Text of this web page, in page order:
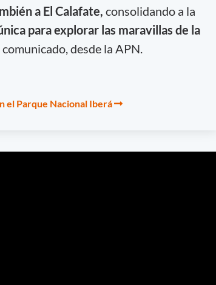
a El Calafate, consolidando a la
para explorar las maravillas de la
desde la APN.
el Parque Nacional Iberá